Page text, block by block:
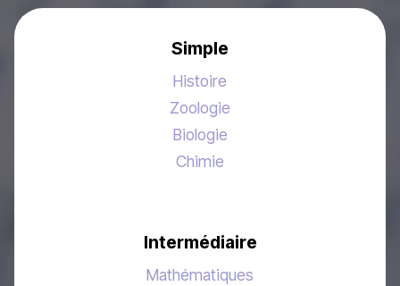
Simple
Histoire
Zoologie
Biologie
Chimie
Intermédiaire
Mathématiques